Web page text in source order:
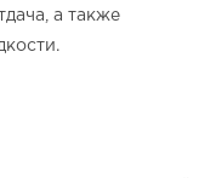
а также